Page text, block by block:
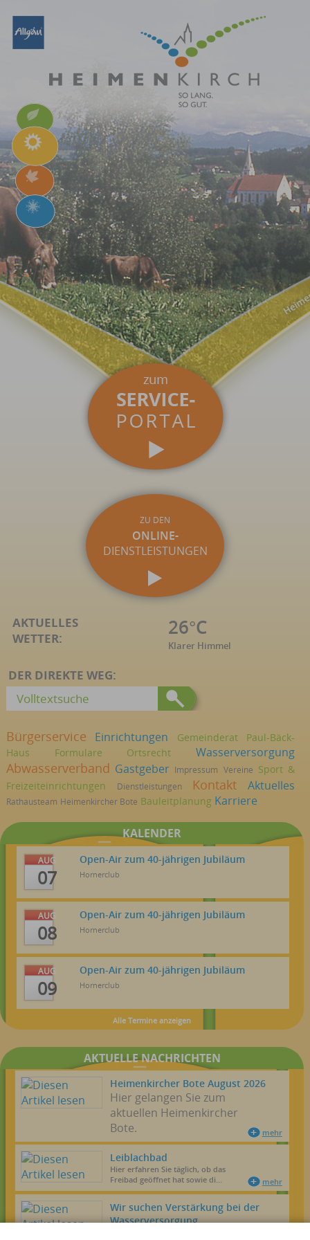
ZU DEN
ONLINE-
DIENSTLEISTUNGEN
AKTUELLES
WETTER:
26°C
Klarer Himmel
DER DIREKTE WEG:
Bürgerservice Einrichtungen Gemeinderat
Paul-Bäck-
Haus
Formulare Ortsrecht Wasserversorgung
Abwasserverband Gastgeber Impressum Vereine Sport &
Freizeiteinrichtungen
Dienstleistungen Kontakt Aktuelles
Rathausteam Heimenkircher Bote Bauleitplanung Karriere
KALENDER
AUG
07
Open-Air zum 40-jährigen Jubiläum
Hornerclub
AUG
08
Open-Air zum 40-jährigen Jubiläum
Hornerclub
AUG
09
Open-Air zum 40-jährigen Jubiläum
Hornerclub
Alle Termine anzeigen
AKTUELLE NACHRICHTEN
Heimenkircher Bote August 2026
Hier gelangen Sie zum
aktuellen Heimenkircher
Bote.
mehr
Leiblachbad
Hier erfahren Sie täglich, ob das
Freibad geöffnet hat sowie di...
mehr
Wir suchen Verstärkung bei der
Wasserversorgung.